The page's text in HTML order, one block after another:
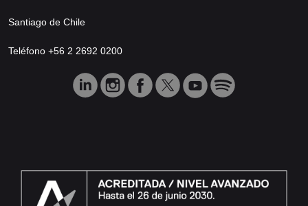
Santiago de Chile
Teléfono +56 2 2692 0200